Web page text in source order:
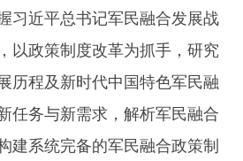
近平总书记军民融合发展战
以政策制度改革为抓手，研究
历程及新时代中国特色军民融
任务与新需求，解析军民融合
建系统完备的军民融合政策制